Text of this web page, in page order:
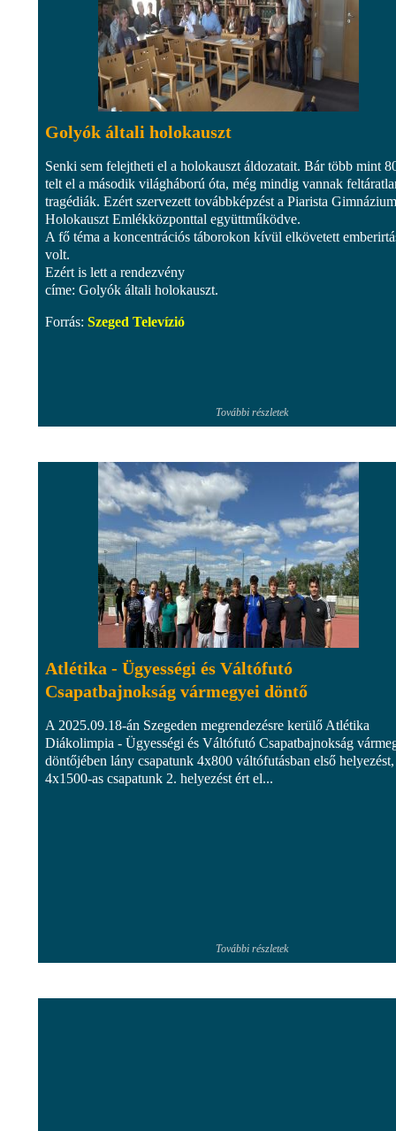
Golyók általi holokauszt
Senki sem felejtheti el a holokauszt áldozatait. Bár több mint
telt el a második világháború óta, még mindig vannak
tragédiák. Ezért szervezett továbbképzést a Piarista
Holokauszt Emlékközponttal együttműködve.
A fő téma a koncentrációs táborokon kívül elkövetett
volt.
Ezért is lett a rendezvény
címe: Golyók általi holokauszt.
Forrás: Szeged Televízió
További részletek
Atlétika - Ügyességi és Váltófutó
Csapatbajnokság vármegyei döntő
A 2025.09.18-án Szegeden megrendezésre kerülő Atlétika
Diákolimpia - Ügyességi és Váltófutó Csapatbajnokság
döntőjében lány csapatunk 4x800 váltófutásban első
4x1500-as csapatunk 2. helyezést ért el...
További részletek